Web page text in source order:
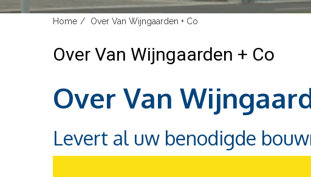
Home Over Van Wijngaarden + Co
Over Van Wijngaarden + Co
Over Van
Levert al uw benodigde